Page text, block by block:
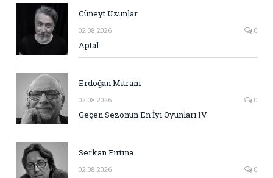
Cüneyt Uzunlar
02.08.2026 0
Aptal
Erdoğan Mitrani
02.08.2026 0
Geçen Sezonun En İyi Oyunları IV
Serkan Fırtına
02.08.2026 0